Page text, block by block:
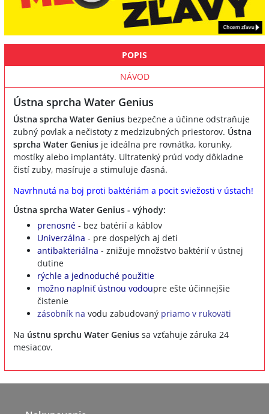
POPIS
NÁVOD
Ústna sprcha Water Genius
Ústna sprcha Water Genius bezpečne a účinne odstraňuje
zubný povlak a nečistoty z medzizubných priestorov. Ústna
sprcha Water Genius je ideálna pre rovnátka, korunky,
mostíky alebo implantáty. Ultratenký prúd vody dôkladne
čistí zuby, masíruje a stimuluje ďasná.
Navrhnutá na boj proti baktériám a pocit sviežosti v ústach!
Ústna sprcha Water Genius - výhody:
prenosné - bez batérií a káblov
Univerzálna - pre dospelých aj deti
antibakteriálna - znižuje množstvo baktérií v ústnej
dutine
rýchle a jednoduché použitie
možno naplniť ústnou vodoupre ešte účinnejšie
čistenie
zásobník na vodu zabudovaný priamo v rukoväti
Na ústnu sprchu Water Genius sa vzťahuje záruka 24
mesiacov.